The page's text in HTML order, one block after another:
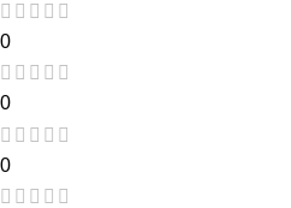
0
0
0